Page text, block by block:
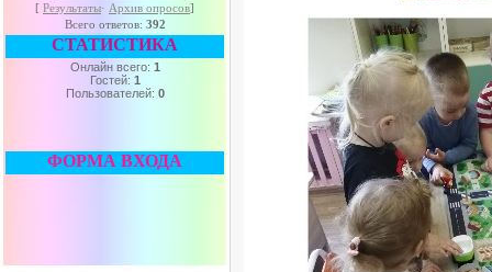
[ Результаты· Архив опросов]
Всего ответов: 392
СТАТИСТИКА
Онлайн всего: 1
Гостей: 1
Пользователей: 0
ФОРМА ВХОДА